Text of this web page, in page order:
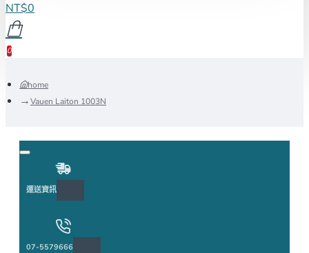
NT$0
0
home
Vauen Laiton 1003N
運送資訊
07-5579666